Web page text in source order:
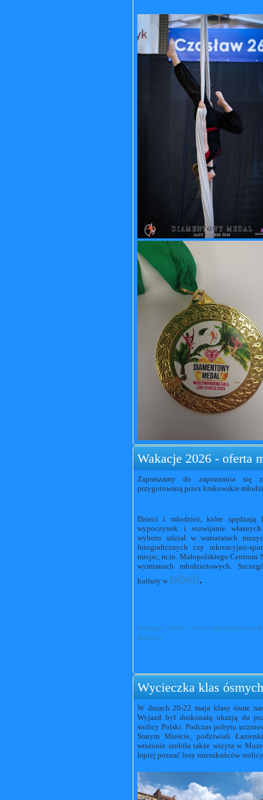
Wakacje 2026 - oferta
Zapraszamy do zapoznania
przygotowaną przez krakowskie
Dzieci i młodzież, które
wypoczynek i rozwijanie
wyboru udział w warsztatach
fotograficznych czy rekreacyjno-
miejsc, m.in. Małopolskiego
wymianach młodzieżowych.
kultury w tabeli.
Wakacje 2026 - oferta
Kraków
Wycieczka klas
W dniach 20-22 maja klasy ósme
Wyjazd był doskonałą okazją do
stolicy Polski. Podczas pobytu
Starym Mieście, podziwiali
wrażenie zrobiła także wizyta w
lepiej poznać losy mieszkańców